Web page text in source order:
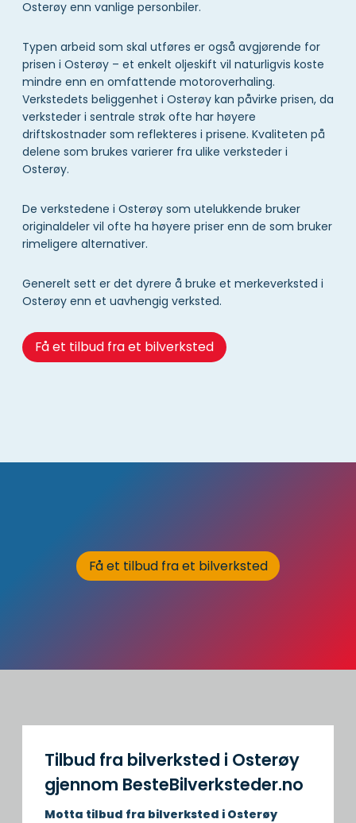
Osterøy enn vanlige personbiler.
Typen arbeid som skal utføres er også avgjørende for
prisen i Osterøy – et enkelt oljeskift vil naturligvis koste
mindre enn en omfattende motoroverhaling.
Verkstedets beliggenhet i Osterøy kan påvirke prisen, da
verksteder i sentrale strøk ofte har høyere
driftskostnader som reflekteres i prisene. Kvaliteten på
delene som brukes varierer fra ulike verksteder i
Osterøy.
De verkstedene i Osterøy som utelukkende bruker
originaldeler vil ofte ha høyere priser enn de som bruker
rimeligere alternativer.
Generelt sett er det dyrere å bruke et merkeverksted i
Osterøy enn et uavhengig verksted.
Få et tilbud fra et bilverksted
Få et tilbud fra et bilverksted
Tilbud fra bilverksted i Osterøy
gjennom BesteBilverksteder.no
Motta tilbud fra bilverksted i Osterøy